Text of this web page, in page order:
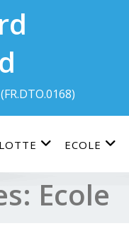
ECOLE
Ecole